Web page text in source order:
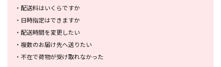
・ 配送料はいくらですか
・ 日時指定はできますか
・ 配送時間を変更したい
・ 複数のお届け先へ送りたい
・ 不在で荷物が受け取れなかった